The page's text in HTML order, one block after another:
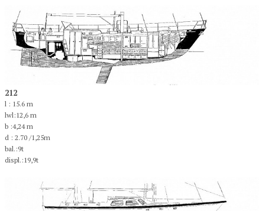
212
l : 15.6 m
lwl:12,6 m
b :4,24 m
d : 2.70 /1,25m
bal.:9t
displ.:19,9t